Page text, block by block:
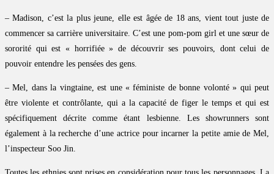
– Madison, c’est la plus jeune, elle est âgée de 18 ans, vient tout juste de
commencer sa carrière universitaire. C’est une pom-pom girl et une sœur de
sororité qui est « horrifiée » de découvrir ses pouvoirs, dont celui de
pouvoir entendre les pensées des gens.
– Mel, dans la vingtaine, est une « féministe de bonne volonté » qui peut
être violente et contrôlante, qui a la capacité de figer le temps et qui est
spécifiquement décrite comme étant lesbienne. Les showrunners sont
également à la recherche d’une actrice pour incarner la petite amie de Mel,
l’inspecteur Soo Jin.